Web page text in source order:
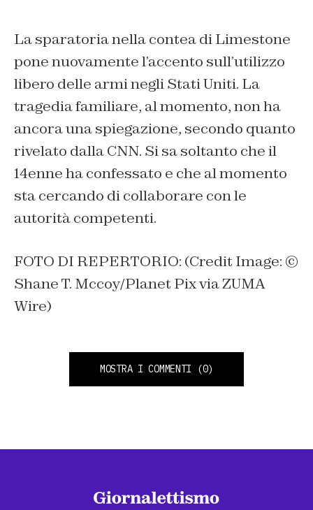
La sparatoria nella contea di Limestone
pone nuovamente l’accento sull’utilizzo
libero delle armi negli Stati Uniti. La
tragedia familiare, al momento, non ha
ancora una spiegazione, secondo quanto
rivelato dalla CNN. Si sa soltanto che il
14enne ha confessato e che al momento
sta cercando di collaborare con le
autorità competenti.
FOTO DI REPERTORIO: (Credit Image: ©
Shane T. Mccoy/Planet Pix via ZUMA
Wire)
MOSTRA I COMMENTI (0)